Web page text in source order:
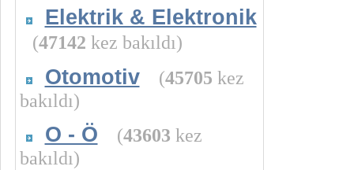
Elektrik & Elektronik
(47142 kez bakıldı)
Otomotiv (45705 kez
bakıldı)
O - Ö (43603 kez
bakıldı)